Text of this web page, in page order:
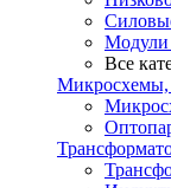
Модули
Все
Микросхемы,